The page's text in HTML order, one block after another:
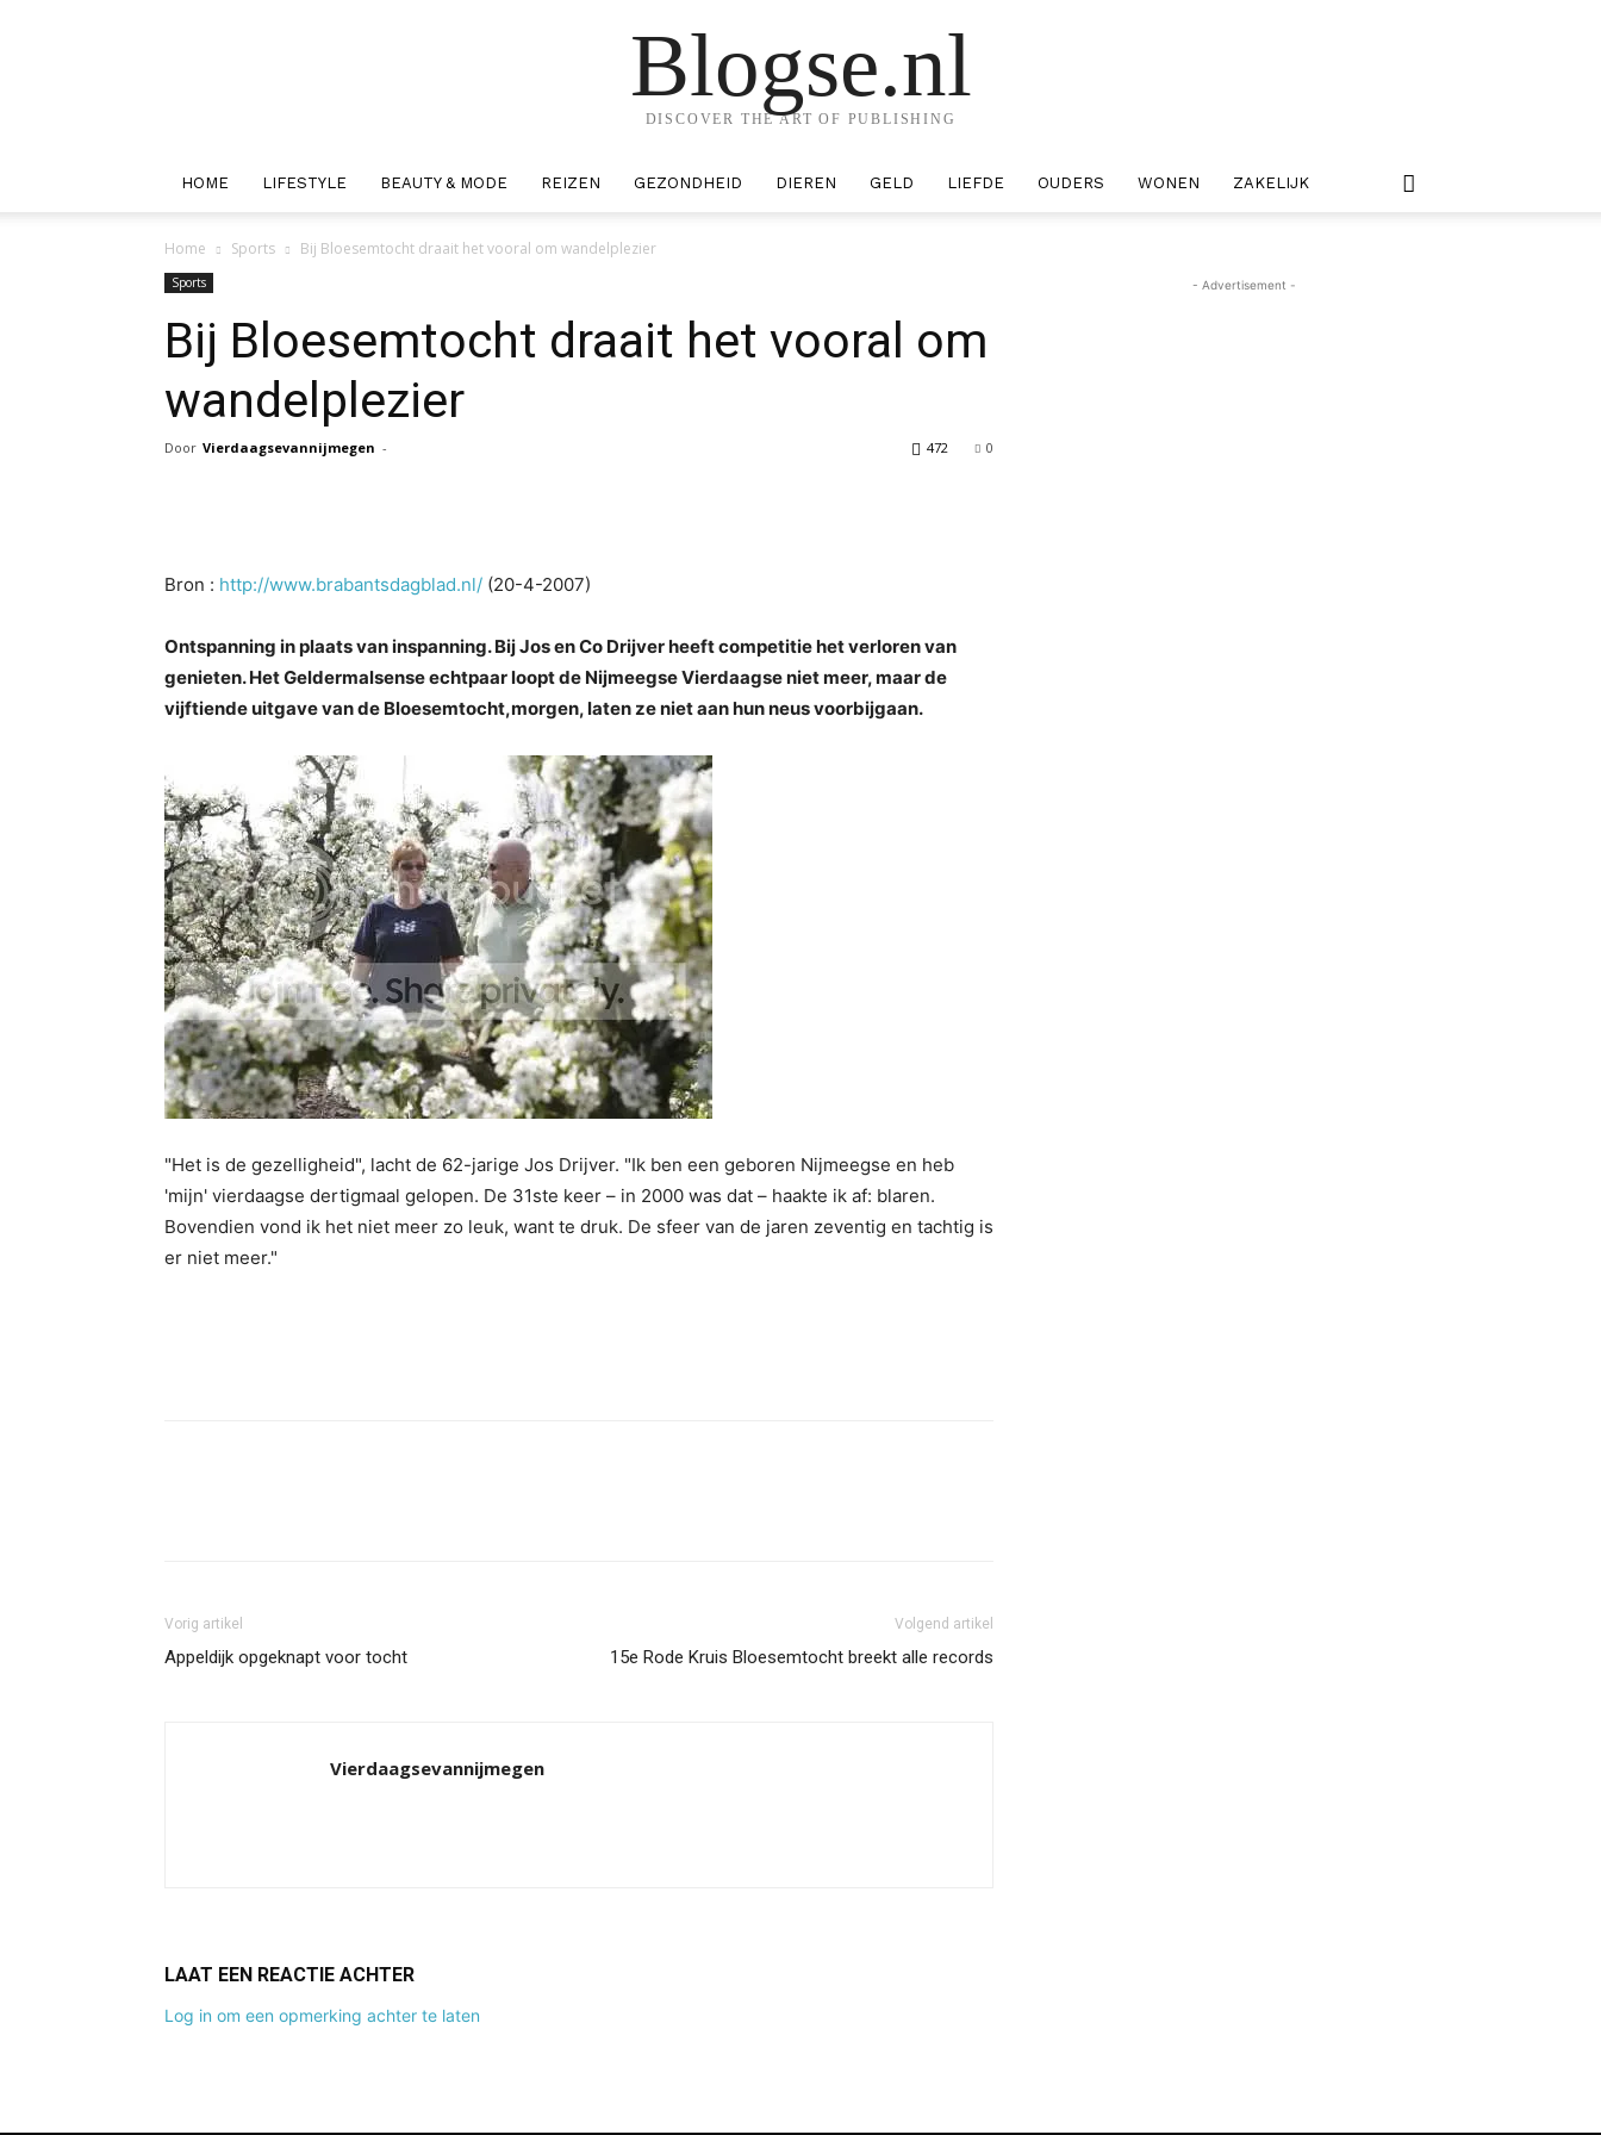
Blogse.nl
DISCOVER THE ART OF PUBLISHING
HOME LIFESTYLE BEAUTY & MODE REIZEN GEZONDHEID DIEREN GELD LIEFDE OUDERS WONEN ZAKELIJK
Home Sports Bij Bloesemtocht draait het vooral om wandelplezier
Sports
Bij Bloesemtocht draait het vooral om
wandelplezier
Door Vierdaagsevannijmegen - 0
472
Bron : http://www.brabantsdagblad.nl/ (20-4-2007)
Ontspanning in plaats van inspanning. Bij Jos en Co Drijver heeft competitie het verloren van
genieten. Het Geldermalsense echtpaar loopt de Nijmeegse Vierdaagse niet meer, maar de
vijftiende uitgave van de Bloesemtocht,morgen, laten ze niet aan hun neus voorbijgaan.
"Het is de gezelligheid", lacht de 62-jarige Jos Drijver. "Ik ben een geboren Nijmeegse en heb
'mijn' vierdaagse dertigmaal gelopen. De 31ste keer – in 2000 was dat – haakte ik af: blaren.
Bovendien vond ik het niet meer zo leuk, want te druk. De sfeer van de jaren zeventig en tachtig is
er niet meer."
Vorig artikel
Appeldijk opgeknapt voor tocht
Volgend artikel
15e Rode Kruis Bloesemtocht breekt alle records
Vierdaagsevannijmegen
LAAT EEN REACTIE ACHTER
Log in om een opmerking achter te laten
- Advertisement -